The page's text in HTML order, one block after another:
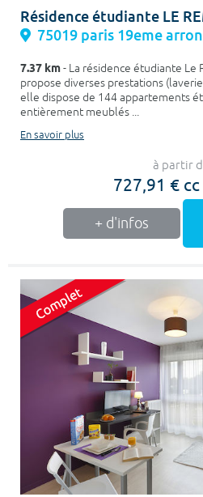
Résidence étudiante LE
75019 paris 19eme
7.37 km- La résidence étudiante Le
propose diverses prestations
elle dispose de 144 appartements
entièrement meublés ...
En savoir plus
à partir
727,91 €
+ d'infos